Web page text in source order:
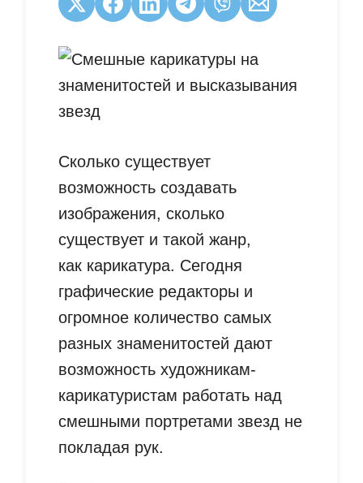
Сколько существует
возможность создавать
изображения, сколько
существует и такой жанр,
как карикатура. Сегодня
графические редакторы и
огромное количество самых
разных знаменитостей дают
возможность художникам-
карикатуристам работать над
смешными портретами звезд не
покладая рук.